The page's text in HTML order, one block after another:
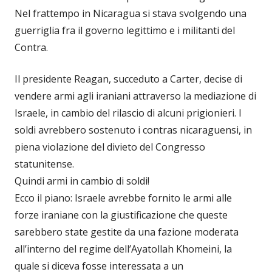
Nel frattempo in Nicaragua si stava svolgendo una
guerriglia fra il governo legittimo e i militanti del
Contra.
Il presidente Reagan, succeduto a Carter, decise di
vendere armi agli iraniani attraverso la mediazione di
Israele, in cambio del rilascio di alcuni prigionieri. I
soldi avrebbero sostenuto i contras nicaraguensi, in
piena violazione del divieto del Congresso
statunitense.
Quindi armi in cambio di soldi!
Ecco il piano: Israele avrebbe fornito le armi alle
forze iraniane con la giustificazione che queste
sarebbero state gestite da una fazione moderata
all’interno del regime dell’Ayatollah Khomeini, la
quale si diceva fosse interessata a un